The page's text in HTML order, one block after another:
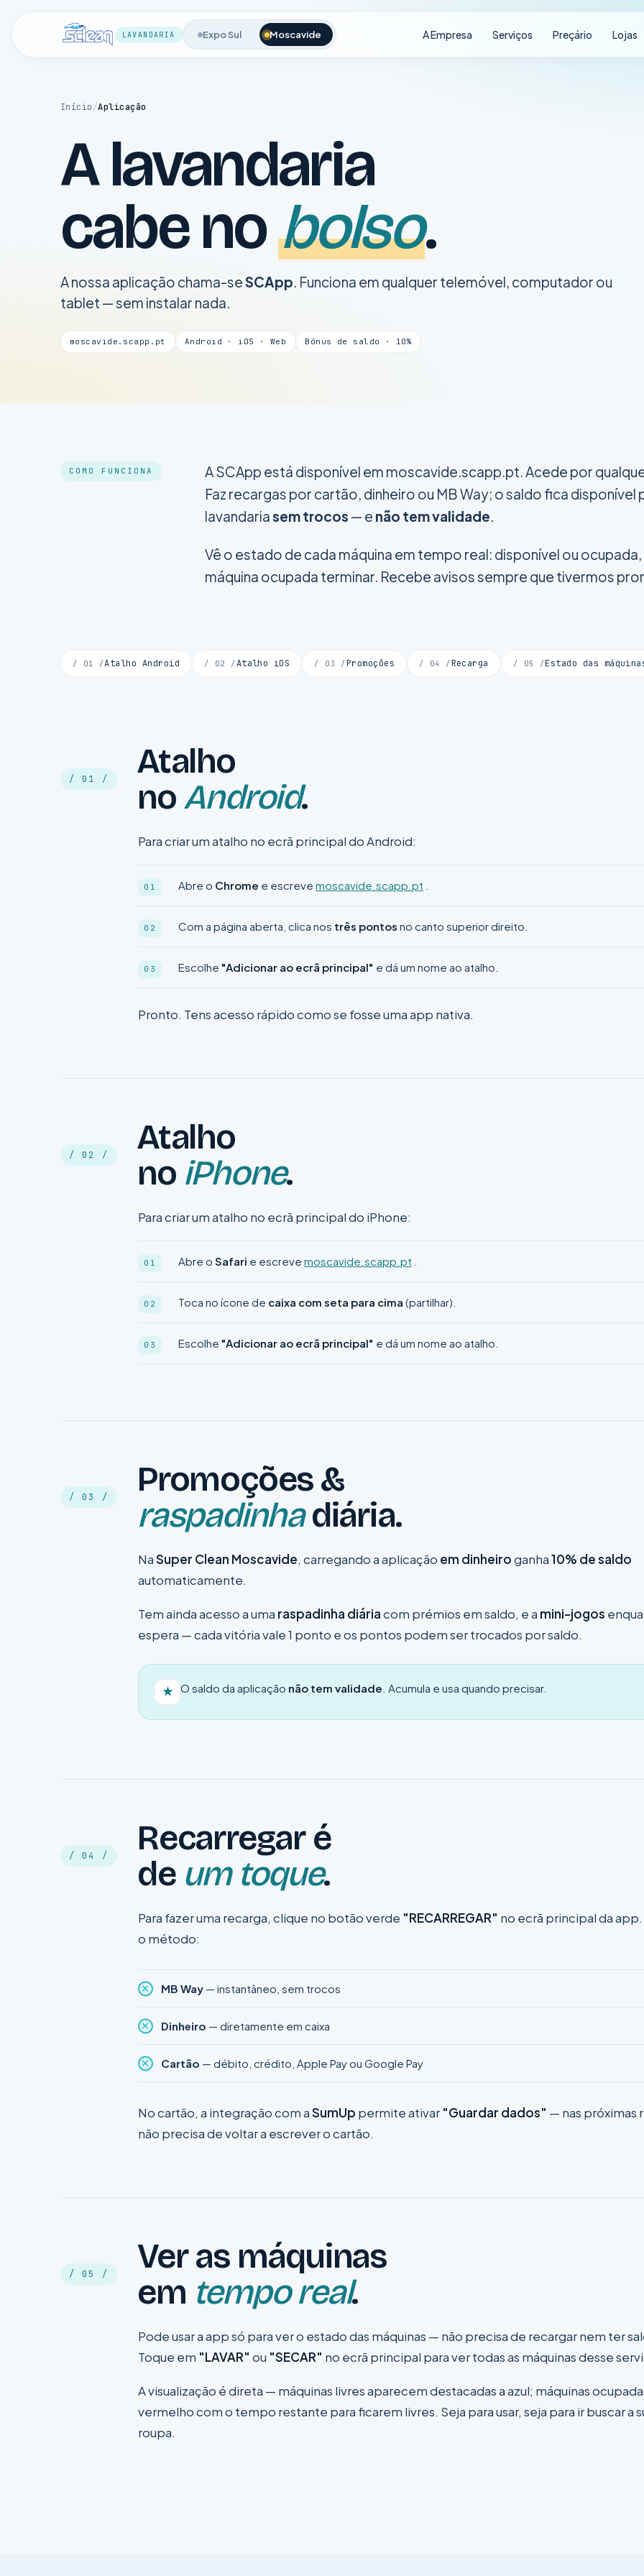
LAVANDARIA Expo Sul Moscavide A Empresa Serviços Preçário Lojas
Início/Aplicação
A lavandaria
cabe nobolso.
A nossa aplicação chama-seSCApp. Funciona em qualquer telemóvel, computador ou
tablet — sem instalar nada.
moscavide.scapp.pt Android · iOS · Web Bónus de saldo · 10%
COMO FUNCIONA A SCApp está disponível em moscavide.scapp.pt. Acede por
Faz recargas por cartão, dinheiro ou MB Way; o saldo fica disponível
lavandariasem trocos — e não tem validade.
Vê o estado de cada máquina em tempo real: disponível ou
máquina ocupada terminar. Recebe avisos sempre que tivermos
/ 01 /Atalho Android / 02 / Atalho iOS / 03 / Promoções / 04 / Recarga / 05 /Estado das
/ 01 /
Atalho
noAndroid.
Para criar um atalho no ecrã principal do Android:
Abre o Chrome e escreve moscavide.scapp.pt
Com a página aberta, clica nos três pontos no canto superior direito.
Escolhe "Adicionar ao ecrã principal" e dá um nome ao atalho.
Pronto. Tens acesso rápido como se fosse uma app nativa.
/ 02 /
Atalho
no iPhone.
Para criar um atalho no ecrã principal do iPhone:
Abre o Safari e escreve moscavide.scapp.pt
Toca no ícone de caixa com seta para cima (partilhar).
Escolhe "Adicionar ao ecrã principal" e dá um nome ao atalho.
/ 03 /
Promoções &
raspadinhadiária.
NaSuper Clean Moscavide, carregando a aplicação em dinheiroganha10% de saldo
automaticamente.
Tem ainda acesso a uma raspadinha diáriacom prémios em saldo, e a mini-jogos
espera — cada vitória vale 1 ponto e os pontos podem ser trocados por saldo.
★ O saldo da aplicação não tem validade . Acumula e usa quando precisar.
/ 04 /
Recarregar é
de um toque.
Para fazer uma recarga, clique no botão verde "RECARREGAR" no ecrã principal da
o método:
MB Way — instantâneo, sem trocos
Dinheiro — diretamente em caixa
Cartão — débito, crédito, Apple Pay ou Google Pay
No cartão, a integração com aSumUp permite ativar "Guardar dados" — nas próximas
não precisa de voltar a escrever o cartão.
/ 05 /
Ver as máquinas
em tempo real.
Pode usar a app só para ver o estado das máquinas — não precisa de recargar nem ter
Toque em "LAVAR" ou "SECAR" no ecrã principal para ver todas as máquinas desse
A visualização é direta — máquinas livres aparecem destacadas a azul; máquinas
vermelho com o tempo restante para ficarem livres. Seja para usar, seja para ir buscar a
roupa.